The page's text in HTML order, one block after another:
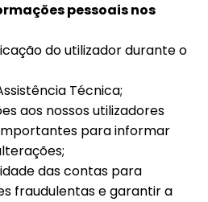
pessoais nos
do utilizador durante o
Técnica;
aos nossos utilizadores
para informar
das contas para
fraudulentas e garantir a